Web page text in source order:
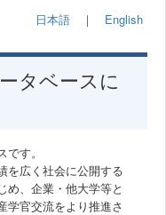
日本語 ｜ English
タベースに
す。
を広く社会に公開する
め、企業・他大学等と
学官交流をより推進さ